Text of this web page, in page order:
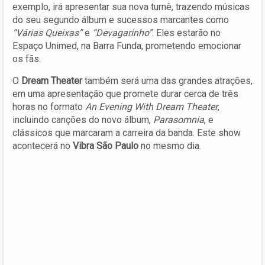
exemplo, irá apresentar sua nova turnê, trazendo músicas
do seu segundo álbum e sucessos marcantes como
“Várias Queixas”e “Devagarinho”. Eles estarão no
Espaço Unimed, na Barra Funda, prometendo emocionar
os fãs.
O Dream Theatertambém será uma das grandes atrações,
em uma apresentação que promete durar cerca de três
horas no formato An Evening With Dream Theater,
incluindo canções do novo álbum, Parasomnia, e
clássicos que marcaram a carreira da banda. Este show
acontecerá no Vibra São Paulo no mesmo dia.